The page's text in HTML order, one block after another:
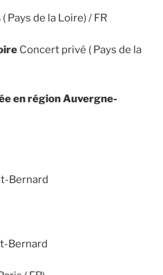
( Pays de la Loire) / FR
Concert privé ( Pays de la
en région Auvergne-
Bernard
Bernard